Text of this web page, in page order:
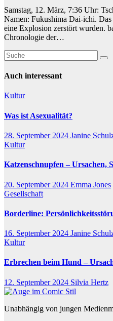
Samstag, 12. März, 7:36 Uhr:
Namen: Fukushima Dai-ichi.
eine Explosion zerstört wurden.
Chronologie der…
Auch interessant
Kultur
Was ist Asexualität?
28. September 2024 Janine
Kultur
Katzenschnupfen – Ursachen,
20. September 2024 Emma Jones
Gesellschaft
Borderline:
16. September 2024 Janine
Kultur
Erbrechen beim Hund –
12. September 2024 Silvia Hertz
Unabhängig von jungen